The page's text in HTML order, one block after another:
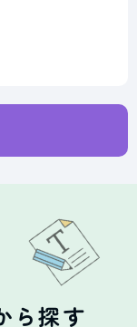
ら探す